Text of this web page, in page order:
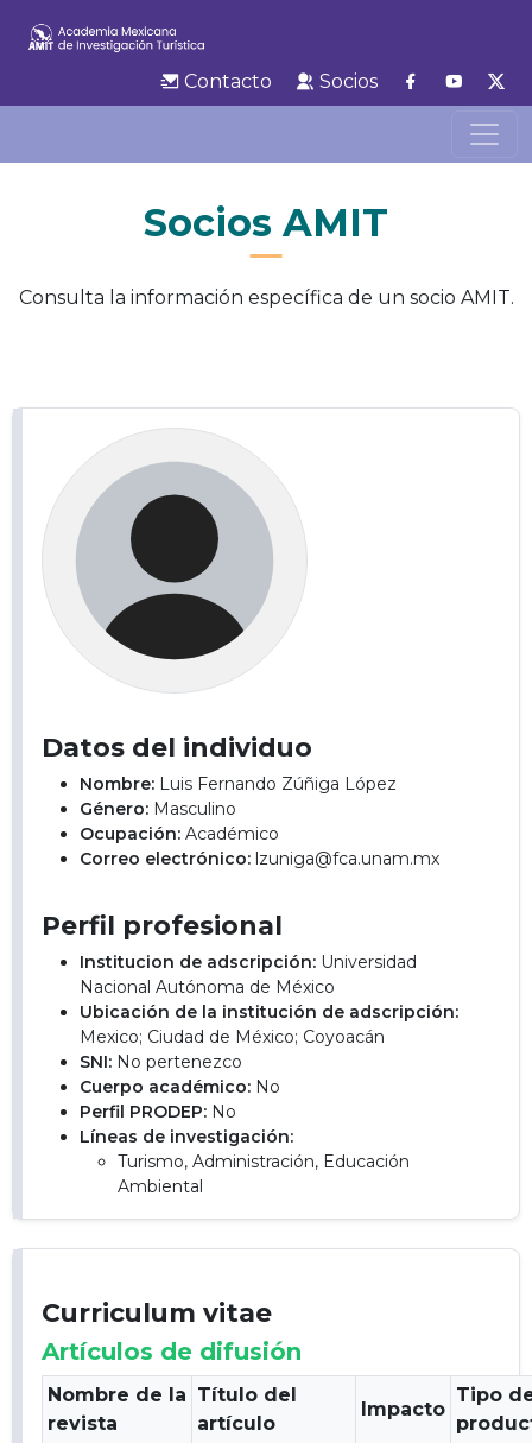
Contacto Socios
Socios AMIT
Consulta la información específica de un socio AMIT.
Datos del individuo
Nombre: Luis Fernando Zúñiga López
Género: Masculino
Ocupación: Académico
Correo electrónico: lzuniga@fca.unam.mx
Perfil profesional
Institucion de adscripción: Universidad
Nacional Autónoma de México
Ubicación de la institución de adscripción:
Mexico; Ciudad de México; Coyoacán
SNI: No pertenezco
Cuerpo académico: No
Perfil PRODEP: No
Líneas de investigación:
Turismo, Administración, Educación
Ambiental
Curriculum vitae
Artículos de difusión
Nombre de la
revista
Título del
artículo
Impacto
Tipo